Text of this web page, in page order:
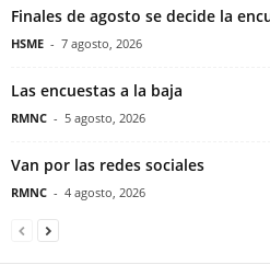
Finales de agosto se decide la
HSME - 7 agosto, 2026
Las encuestas a la baja
RMNC - 5 agosto, 2026
Van por las redes sociales
RMNC - 4 agosto, 2026